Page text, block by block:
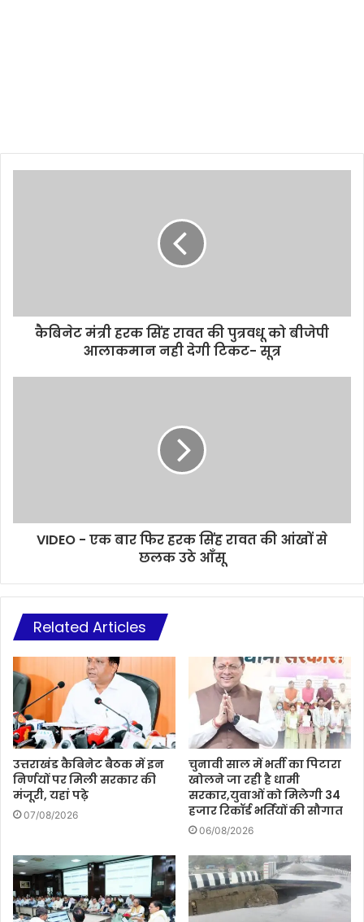
कैबिनेट मंत्री हरक सिंह रावत की पुत्रवधू को बीजेपी
आलाकमान नही देगी टिकट- सूत्र
VIDEO - एक बार फिर हरक सिंह रावत की आंखों से
छलक उठे आँसू
Related Articles
उत्तराखंड कैबिनेट बैठक में इन
निर्णयों पर मिली सरकार की
मंजूरी, यहां पढ़े
07/08/2026
चुनावी साल में भर्ती का पिटारा
खोलने जा रही है धामी
सरकार,युवाओं को मिलेगी 34
हजार रिकॉर्ड भर्तियों की सौगात
06/08/2026